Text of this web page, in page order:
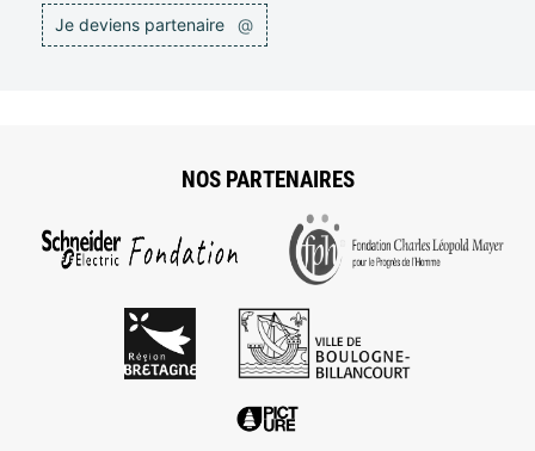
Je deviens partenaire @
NOS PARTENAIRES